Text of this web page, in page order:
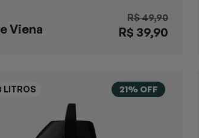
Viena
R$ 49,90
R$ 39,90
21% OFF